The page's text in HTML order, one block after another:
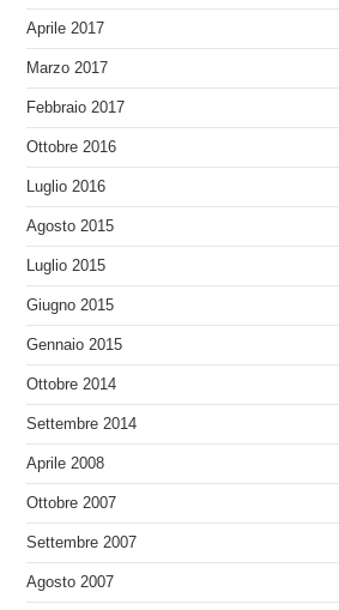
Aprile 2017
Marzo 2017
Febbraio 2017
Ottobre 2016
Luglio 2016
Agosto 2015
Luglio 2015
Giugno 2015
Gennaio 2015
Ottobre 2014
Settembre 2014
Aprile 2008
Ottobre 2007
Settembre 2007
Agosto 2007